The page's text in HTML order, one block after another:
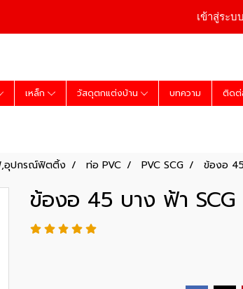
เข้าสู่ระบ
เหล็ก วัสดุตกแต่งบ้าน บทความ ติด
,อุปกรณ์ฟิตติ้ง ท่อ PVC PVC SCG ข้องอ
ข้องอ 45 บาง ฟ้า